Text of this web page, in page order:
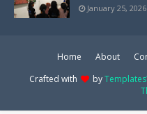
January 25, 2026
Home About
Crafted with
by